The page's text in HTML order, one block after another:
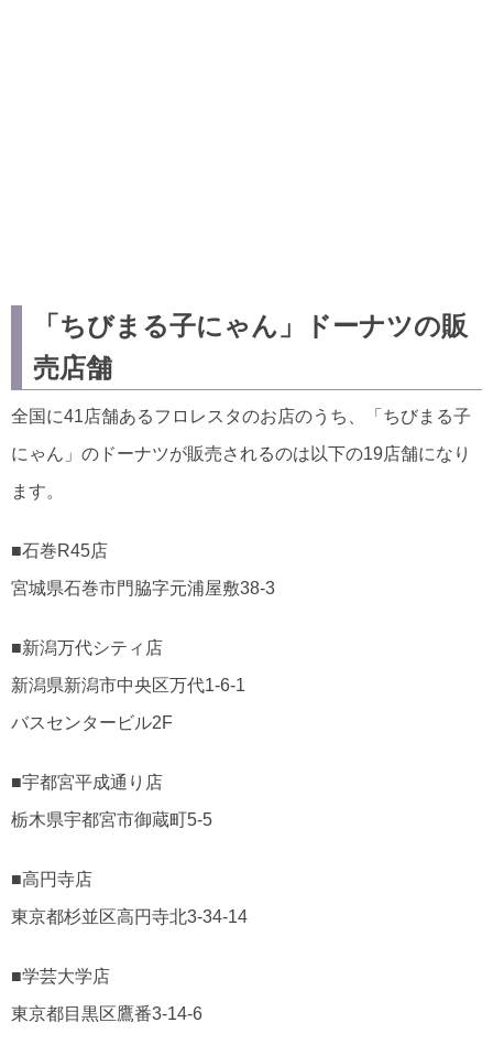
「ちびまる子にゃん」ドーナツの販
売店舗
全国に41店舗あるフロレスタのお店のうち、「ちびまる子
にゃん」のドーナツが販売されるのは以下の19店舗になり
ます。
■石巻R45店
宮城県石巻市門脇字元浦屋敷38-3
■新潟万代シティ店
新潟県新潟市中央区万代1-6-1
バスセンタービル2F
■宇都宮平成通り店
栃木県宇都宮市御蔵町5-5
■高円寺店
東京都杉並区高円寺北3-34-14
■学芸大学店
東京都目黒区鷹番3-14-6